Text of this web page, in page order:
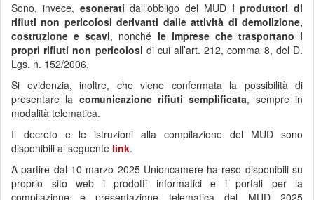
Sono, invece, esonerati dall’obbligo del MUD i produttori di
rifiuti non pericolosi derivanti dalle attività di demolizione,
costruzione e scavi, nonché le imprese che trasportano i
propri rifiuti non pericolosi di cui all’art. 212, comma 8, del D.
Lgs. n. 152/2006.
Si evidenzia, inoltre, che viene confermata la possibilità di
presentare la comunicazione rifiuti semplificata, sempre in
modalità telematica.
Il decreto e le istruzioni alla compilazione del MUD sono
disponibili al seguente link.
A partire dal 10 marzo 2025 Unioncamere ha reso disponibili su
proprio sito web i prodotti informatici e i portali per la
compilazione e presentazione telematica del MUD 2025